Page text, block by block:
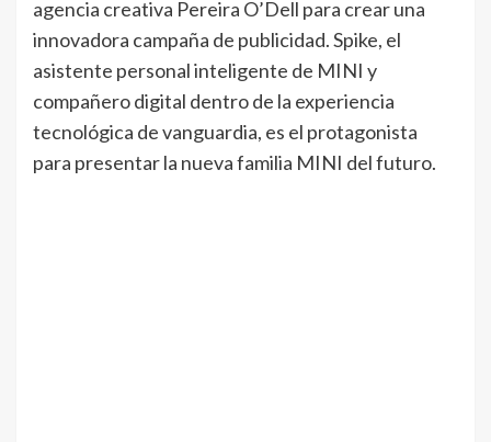
agencia creativa Pereira O’Dell para crear una
innovadora campaña de publicidad. Spike, el
asistente personal inteligente de MINI y
compañero digital dentro de la experiencia
tecnológica de vanguardia, es el protagonista
para presentar la nueva familia MINI del futuro.